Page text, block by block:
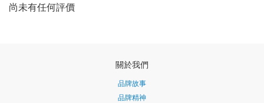
尚未有任何評價
關於我們
品牌故事
品牌精神